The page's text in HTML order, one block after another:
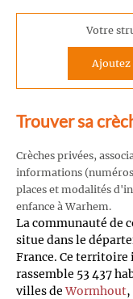
Votre
Trouver sa
Crèches privées,
informations
places et modalités
enfance à Warhem.
La communauté de
situe dans le
France. Ce
rassemble 53 437
villes deWormhout,